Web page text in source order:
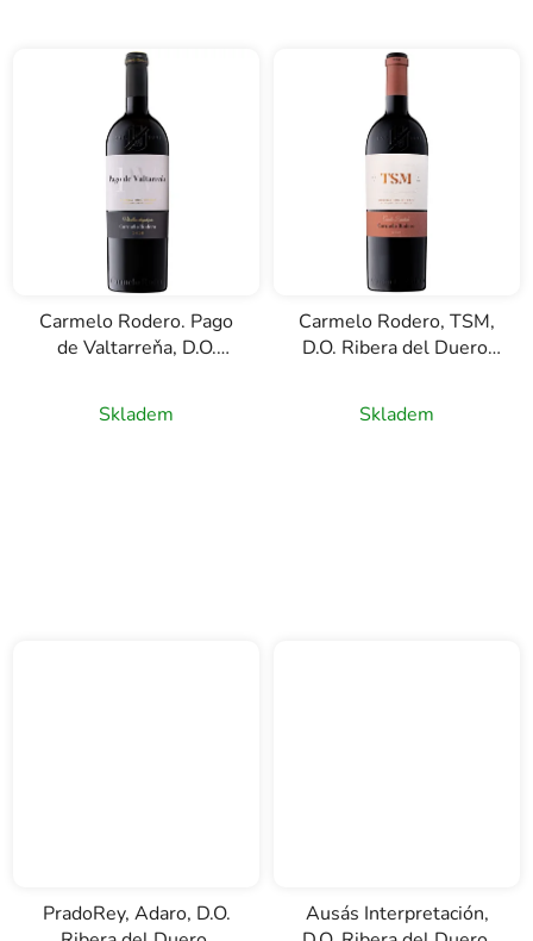
Carmelo Rodero. Pago
de Valtarreňa, D.O.
červené víno, 0,75l
Skladem
Carmelo Rodero, TSM,
D.O. Ribera del Duero,
Skladem
PradoRey, Adaro, D.O.
Ausás Interpretación,